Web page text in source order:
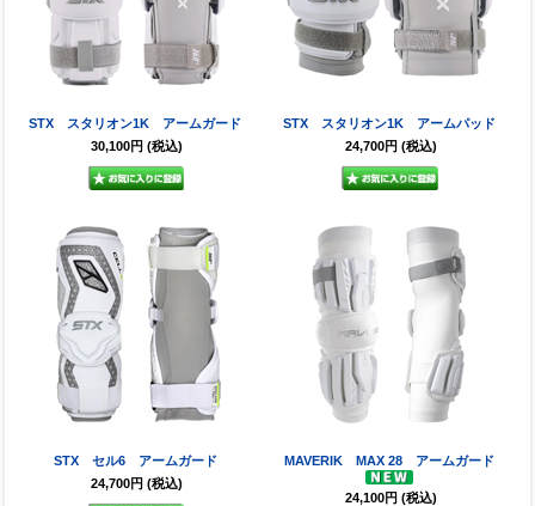
STX スタリオン1K アームガード
30,100円 (税込)
STX スタリオン1K アームパッド
24,700円 (税込)
STX セル6 アームガード
24,700円 (税込)
MAVERIK MAX 28 アームガード
24,100円 (税込)